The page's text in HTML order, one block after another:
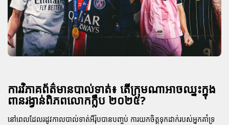
ការវិភាគព័ត៌មានបាល់ទាត់៖ តើក្រុមណាអាចឈ្នះក្នុង
ពានរង្វាន់ពិភពលោកក្លឹប ២០២៥?
នៅពេលដែលរដូវកាលបាល់ទាត់អឺរ៉ុបបានបញ្ចប់ ការយកចិត្តទុកដាក់របស់អ្នកគាំទ្រ